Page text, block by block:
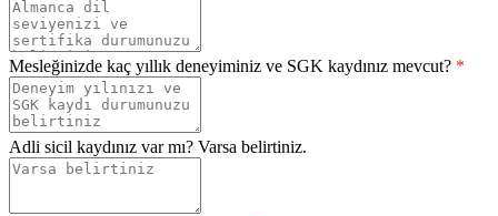
Mesleğinizde kaç yıllık deneyiminiz ve SGK kaydınız mevcut? *
Adli sicil kaydınız var mı? Varsa belirtiniz.